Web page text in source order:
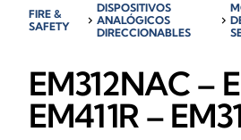
FIRE &
SAFETY
chevron_right
DISPOSITIVOS
ANALÓGICOS
DIRECCIONABLES
chevron_right
EM312NAC –
EM411R –